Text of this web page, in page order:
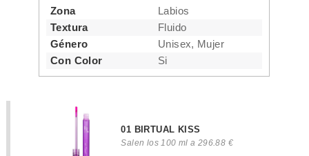
Zona
Labios
Textura
Fluido
Género
Unisex, Mujer
Con Color
Si
01 BIRTUAL KISS
Salen los 100 ml a 296.88 €